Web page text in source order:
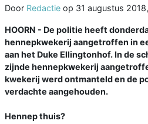
Door Redactie op 31 augustus
HOORN - De politie heeft
hennepkwekerij aangetroffen in
aan het Duke Ellingtonhof. In de
zijnde hennepkwekerij
kwekerij werd ontmanteld en de
verdachte aangehouden.
Hennep thuis?